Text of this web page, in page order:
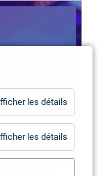
les détails
les détails